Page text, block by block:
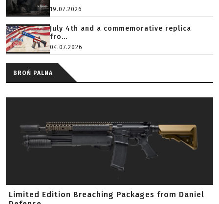
19.07.2026
July 4th and a commemorative replica
fro...
04.07.2026
BROŃ PALNA
Limited Edition Breaching Packages from Daniel